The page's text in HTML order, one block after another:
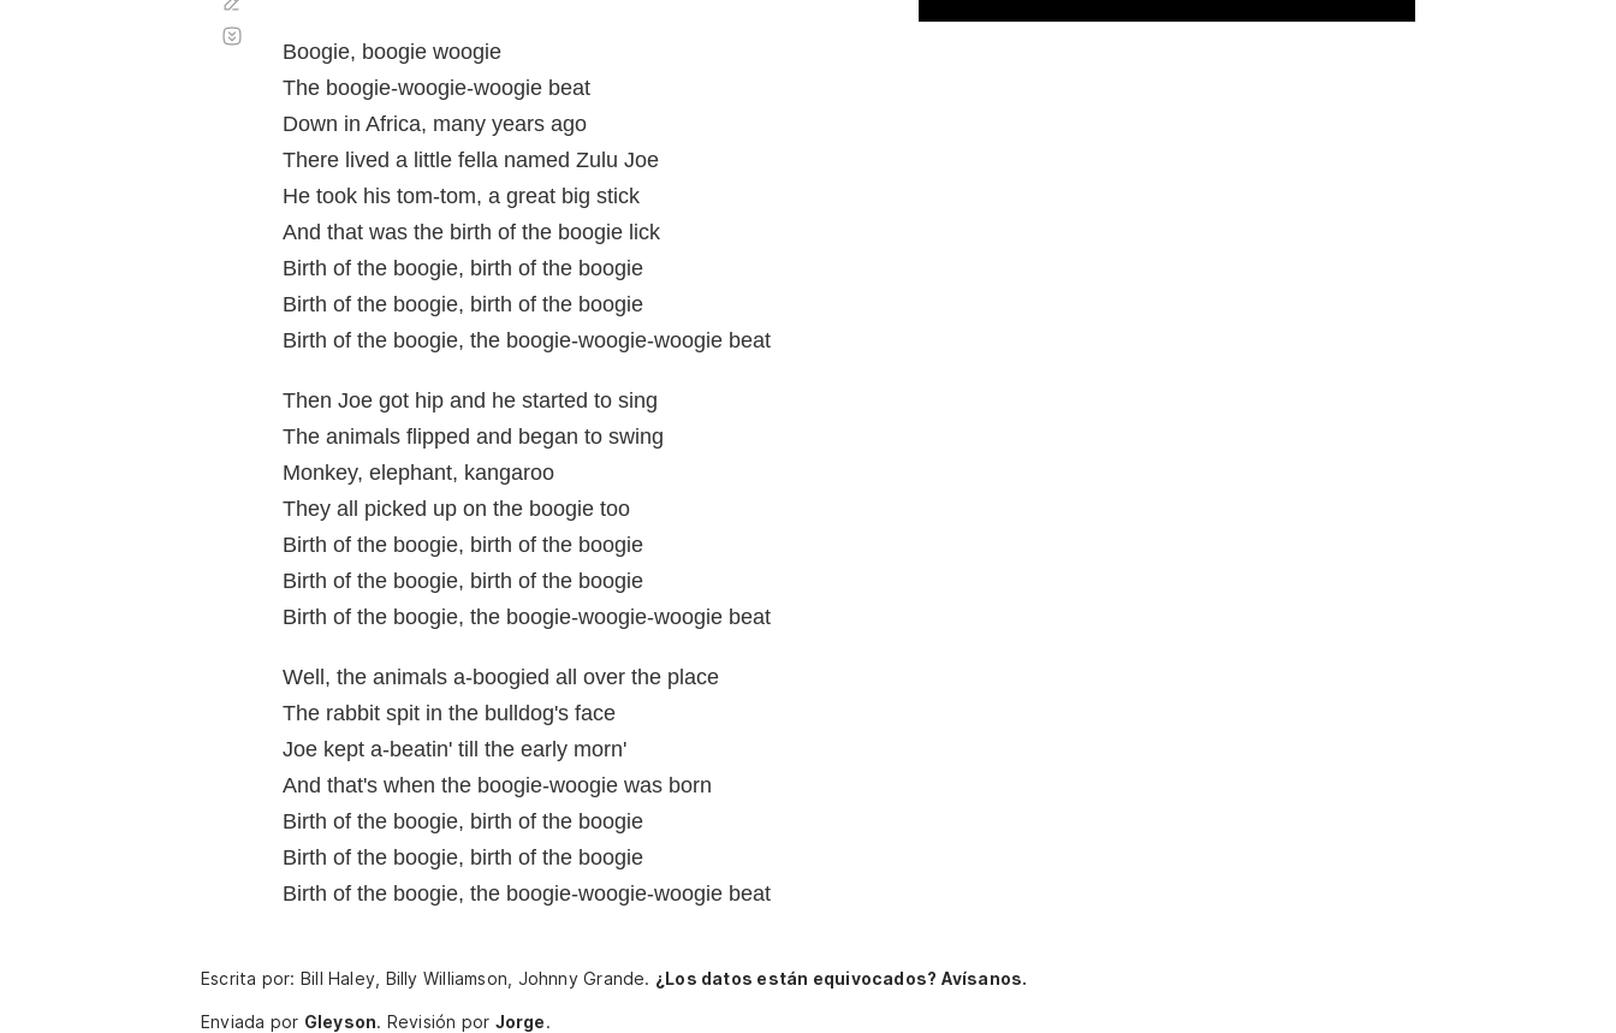
Boogie, boogie woogie
The boogie-woogie-woogie beat
Down in Africa, many years ago
There lived a little fella named Zulu Joe
He took his tom-tom, a great big stick
And that was the birth of the boogie lick
Birth of the boogie, birth of the boogie
Birth of the boogie, birth of the boogie
Birth of the boogie, the boogie-woogie-woogie beat
Then Joe got hip and he started to sing
The animals flipped and began to swing
Monkey, elephant, kangaroo
They all picked up on the boogie too
Birth of the boogie, birth of the boogie
Birth of the boogie, birth of the boogie
Birth of the boogie, the boogie-woogie-woogie beat
Well, the animals a-boogied all over the place
The rabbit spit in the bulldog's face
Joe kept a-beatin' till the early morn'
And that's when the boogie-woogie was born
Birth of the boogie, birth of the boogie
Birth of the boogie, birth of the boogie
Birth of the boogie, the boogie-woogie-woogie beat
automático
Escrita por: Bill Haley, Billy Williamson, Johnny Grande. ¿Los datos están equivocados? Avísanos.
Enviada por Gleyson. Revisión por Jorge.